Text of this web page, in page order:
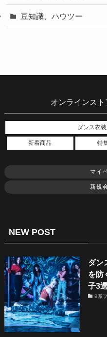
豆知識、ハウツー
オンラインス
ダンス衣
新着商品 特
マイ
新規
NEW POST
ダン
を防
子3選
B系